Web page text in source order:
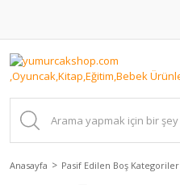
Anasayfa Pasif Edilen Boş Kategoriler